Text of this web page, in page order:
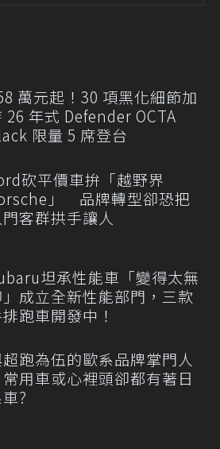
萬元起！30 項黑化細節加
26 年式 Defender OCTA
限量 5 席登台
砍平價車拚「越野界
」 品牌轉型卻恐把
門客群拱手讓人
坦承性能車「變得太無
成立全新性能部門，三款
跑車開發中！
跑為伍的歐系品牌掌門人
常用車或心裡頭卻都有著日
?